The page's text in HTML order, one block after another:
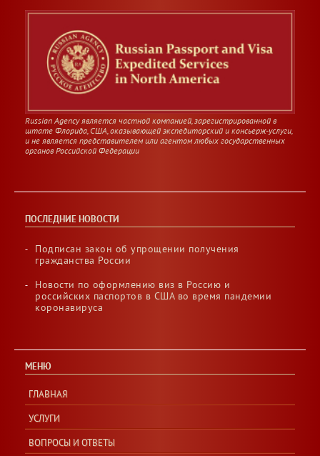
Russian Agency является частной компанией, зарегистрированной в
штате Флорида, США, оказывающей экспедиторский и консьерж-услуги,
и не является представителем или агентом любых государственных
органов Российской Федерации
ПОСЛЕДНИЕ НОВОСТИ
Подписан закон об упрощении получения
гражданства России
Новости по оформлению виз в Россию и
российских паспортов в США во время пандемии
коронавируса
МЕНЮ
ГЛАВНАЯ
УСЛУГИ
ВОПРОСЫ И ОТВЕТЫ